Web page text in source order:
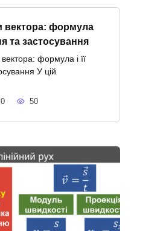
вектора: формула
та застосування
формула і її
У цій
0 50